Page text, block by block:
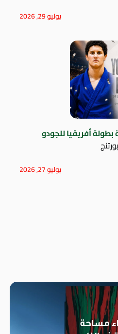
يوليو 29, 2026
أفريقيا للجودو
يوليو 27, 2026